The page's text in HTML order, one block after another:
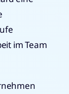
im Team